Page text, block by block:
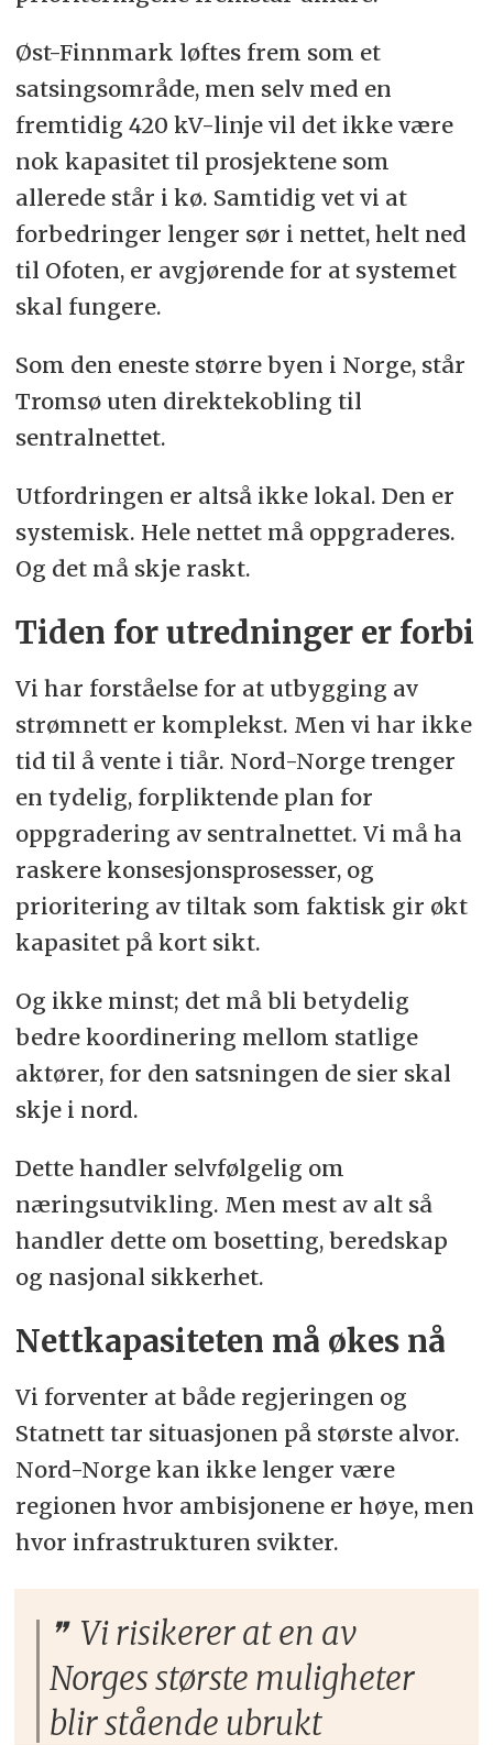
Øst-Finnmark løftes frem som et
satsingsområde, men selv med en
fremtidig 420 kV-linje vil det ikke være
nok kapasitet til prosjektene som
allerede står i kø. Samtidig vet vi at
forbedringer lenger sør i nettet, helt ned
til Ofoten, er avgjørende for at systemet
skal fungere.
Som den eneste større byen i Norge, står
Tromsø uten direktekobling til
sentralnettet.
Utfordringen er altså ikke lokal. Den er
systemisk. Hele nettet må oppgraderes.
Og det må skje raskt.
Tiden for utredninger er forbi
Vi har forståelse for at utbygging av
strømnett er komplekst. Men vi har ikke
tid til å vente i tiår. Nord-Norge trenger
en tydelig, forpliktende plan for
oppgradering av sentralnettet. Vi må ha
raskere konsesjonsprosesser, og
prioritering av tiltak som faktisk gir økt
kapasitet på kort sikt.
Og ikke minst; det må bli betydelig
bedre koordinering mellom statlige
aktører, for den satsningen de sier skal
skje i nord.
Dette handler selvfølgelig om
næringsutvikling. Men mest av alt så
handler dette om bosetting, beredskap
og nasjonal sikkerhet.
Nettkapasiteten må økes nå
Vi forventer at både regjeringen og
Statnett tar situasjonen på største alvor.
Nord-Norge kan ikke lenger være
regionen hvor ambisjonene er høye, men
hvor infrastrukturen svikter.
Vi risikerer at en av
Norges største muligheter
blir stående ubrukt